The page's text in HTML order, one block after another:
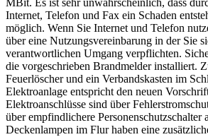
MBit. Es ist sehr unwahrscheinlich, dass
Internet, Telefon und Fax ein Schaden
möglich. Wenn Sie Internet und Telefon
über eine Nutzungsvereinbarung in der Sie
verantwortlichen Umgang verpflichten.
die vorgeschrieben Brandmelder installiert.
Feuerlöscher und ein Verbandskasten im
Elektroanlage entspricht den neuen
Elektroanschlüsse sind über
über empfindlichere Personenschutzschalter
Deckenlampen im Flur haben eine